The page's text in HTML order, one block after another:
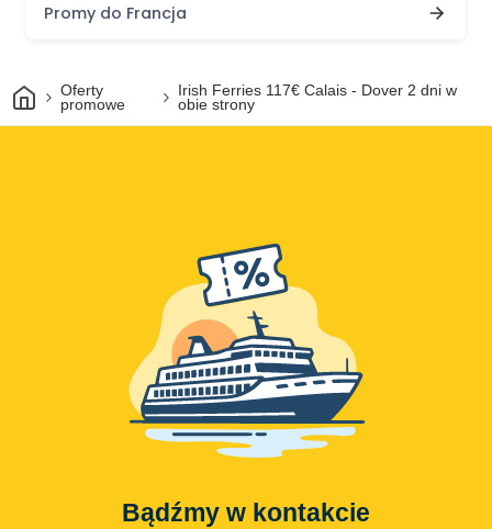
Promy do Francja
DomOferty
promowe
Irish Ferries 117€ Calais - Dover 2 dni w
obie strony
Bądźmy w kontakcie